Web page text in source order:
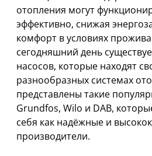
отопления могут
эффективно, снижая
комфорт в условиях
сегодняшний день
насосов, которые находят
разнообразных системах
представлены такие
Grundfos, Wilo и DAB,
себя как надёжные и
производители.